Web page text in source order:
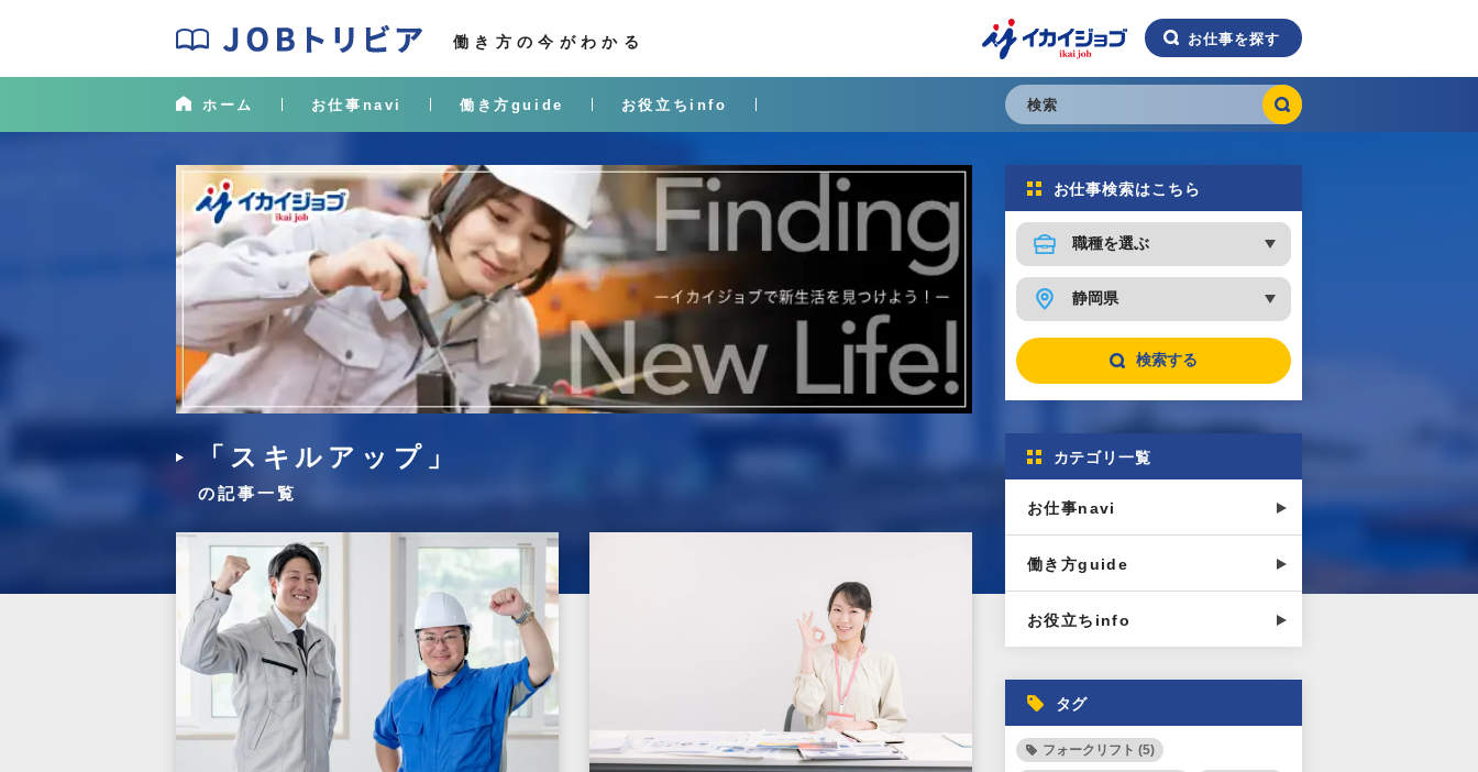
O
リ
ア
働き方の今がわかる
イ
イ
ョ
お仕事を探す
ホーム お仕事navi 働き方guide お役立ちinfo
検
索
「スキルアップ」
の記事一覧
お仕事検索はこちら
検索する
カテゴリ一覧
お仕事navi
働き方guide
お役立ちinfo
タグ
フォークリフト (5)